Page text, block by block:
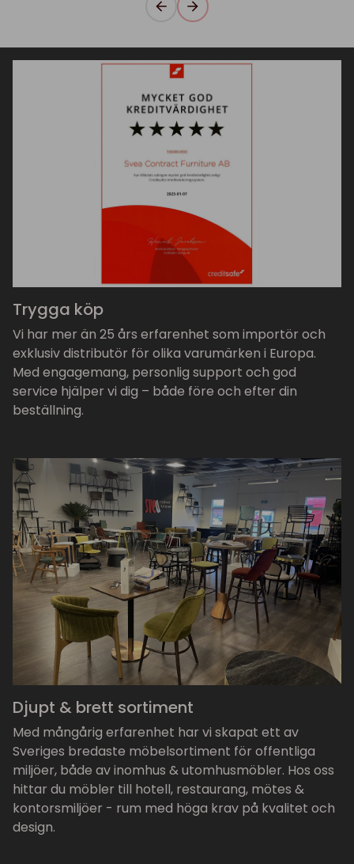
Trygga köp
Vi har mer än 25 års erfarenhet som importör och
exklusiv distributör för olika varumärken i Europa.
Med engagemang, personlig support och god
service hjälper vi dig – både före och efter din
beställning.
Djupt & brett sortiment
Med mångårig erfarenhet har vi skapat ett av
Sveriges bredaste möbelsortiment för offentliga
miljöer, både av inomhus & utomhusmöbler. Hos oss
hittar du möbler till hotell, restaurang, mötes &
kontorsmiljöer - rum med höga krav på kvalitet och
design.